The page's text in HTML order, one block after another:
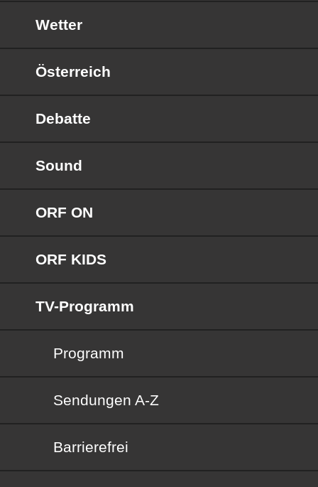
Wetter
Österreich
Debatte
Sound
ORF ON
ORF KIDS
TV-Programm
Programm
Sendungen von A bis Z
Sendungen A-Z
Barrierefrei
Barrierefrei